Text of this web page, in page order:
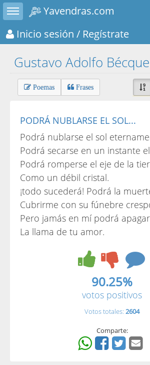
Toggle sidebar
Yavendras.com
Inicio sesión / Regístrate
Gustavo Adolfo
Poemas Frases
PODRÁ NUBLARSE EL SOL...
Podrá nublarse el sol
Podrá secarse en un instante
Podrá romperse el eje de la
Como un débil cristal.
¡todo sucederá! Podrá la
Cubrirme con su fúnebre
Pero jamás en mí podrá
La llama de tu amor.
90.25%
votos positivos
Votos totales: 2604
Comparte: